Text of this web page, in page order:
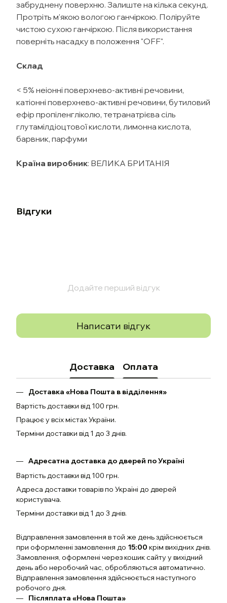
забруднену поверхню. Залиште на кілька секунд.
Протріть м'якою вологою ганчіркою. Поліруйте
чистою сухою ганчіркою. Після використання
поверніть насадку в положення "OFF".
Склад
< 5% неіонні поверхнево-активні речовини,
катіонні поверхнево-активні речовини, бутиловий
ефір пропіленгліколю, тетранатрієва сіль
глутамілдіоцтової кислоти, лимонна кислота,
барвник, парфуми
Країна виробник: ВЕЛИКА БРИТАНІЯ
Відгуки
Додайте перший відгук
Написати відгук
Доставка Оплата
Доставка «Нова Пошта в відділення»
Вартість доставки від 100 грн.
Працює у всіх містах України.
Терміни доставки від 1 до 3 днів.
Адресатна доставка до дверей по Україні
Вартість доставки від 100 грн.
Адреса доставки товарів по Україні до дверей
користувача.
Терміни доставки від 1 до 3 днів.
Відправлення замовлення в той же день здійснюється
при оформленні замовлення до 15:00 крім вихідних днів.
Замовлення, оформлені через кошик сайту у вихідний
день або неробочий час, обробляються автоматично.
Відправлення замовлення здійснюється наступного
робочого дня.
Післяплата «Нова Пошта»